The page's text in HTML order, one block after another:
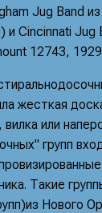
Jug Band
и Cincinnati
12743,
жесткая
вилка или
групп
Такие
Нового